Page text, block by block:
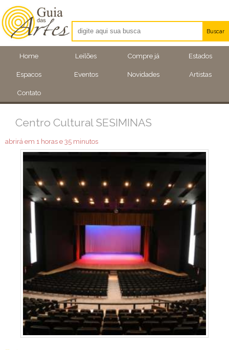
Home Leilões Compre já Estados
Espacos Eventos Novidades Artistas
Contato
Buscar
Artistas
Eventos
Centro Cultural SESIMINAS
abrirá em 1 horas e 35 minutos